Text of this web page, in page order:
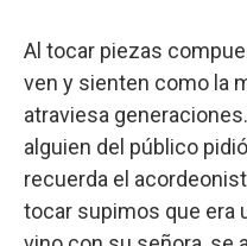
Al tocar piezas
ven y sienten como la
atraviesa
alguien del público
recuerda el
tocar supimos que era